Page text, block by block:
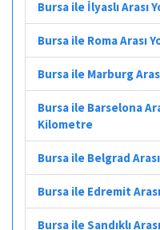
Bursa ile İlyaslı Arası
Bursa ile Roma Arası
Bursa ile Marburg
Bursa ile Barselona
Kilometre
Bursa ile Belgrad
Bursa ile Edremit
Bursa ile Sandıklı